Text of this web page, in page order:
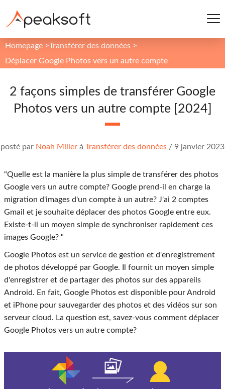
Homepage >Transférer des données >
Déplacer Google Photos vers un autre compte
2 façons simples de transférer Google
Photos vers un autre compte [2024]
posté par Noah Miller à Transférer des données / 9 janvier 2023
"Quelle est la manière la plus simple de transférer des photos
Google vers un autre compte? Google prend-il en charge la
migration d'images d'un compte à un autre? J'ai 2 comptes
Gmail et je souhaite déplacer des photos Google entre eux.
Existe-t-il un moyen simple de synchroniser rapidement ces
images Google? "
Google Photos est un service de gestion et d'enregistrement
de photos développé par Google. Il fournit un moyen simple
d'enregistrer et de partager des photos sur des appareils
Android. En fait, Google Photos est disponible pour Android
et iPhone pour sauvegarder des photos et des vidéos sur son
serveur cloud. La question est, savez-vous comment déplacer
Google Photos vers un autre compte?